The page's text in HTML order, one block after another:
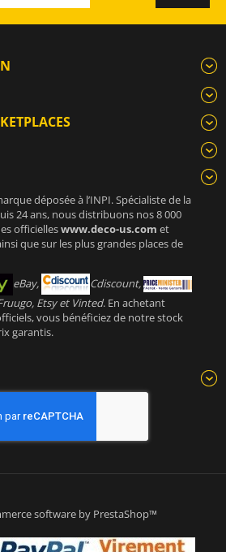
déposée à l’INPI. Spécialiste de la
24 ans, nous distribuons nos 8 000
officielleswww.deco-us.com et
que sur les plus grandes places de
eBay,
Cdiscount,
Etsy et Vinted. En achetant
vous bénéficiez de notre stock
garantis.
software by PrestaShop™